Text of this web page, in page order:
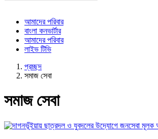
আমাদের পরিবার
বাংলা কনভার্টার
আমাদের পরিবার
লাইভ টিভি
প্রচ্ছদ
সমাজ সেবা
সমাজ সেবা